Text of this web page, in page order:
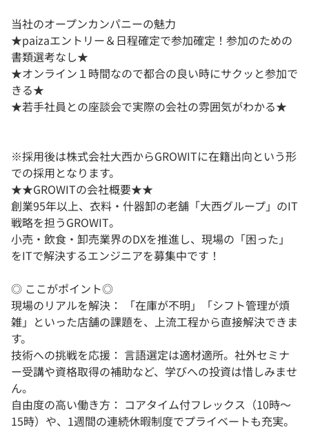
当社のオープンカンパニーの魅力
★paizaエントリー＆日程確定で参加確定！参加のための
書類選考なし★
★オンライン１時間なので都合の良い時にサクッと参加で
きる★
★若手社員との座談会で実際の会社の雰囲気がわかる★
※採用後は株式会社大西からGROWITに在籍出向という形
での採用となります。
★★GROWITの会社概要★★
創業95年以上、衣料・什器卸の老舗「大西グループ」のIT
戦略を担うGROWIT。
小売・飲食・卸売業界のDXを推進し、現場の「困った」
をITで解決するエンジニアを募集中です！
◎ ここがポイント◎
現場のリアルを解決： 「在庫が不明」「シフト管理が煩
雑」といった店舗の課題を、上流工程から直接解決できま
す。
技術への挑戦を応援： 言語選定は適材適所。社外セミナ
ー受講や資格取得の補助など、学びへの投資は惜しみませ
ん。
自由度の高い働き方： コアタイム付フレックス（10時〜
15時）や、1週間の連続休暇制度でプライベートも充実。